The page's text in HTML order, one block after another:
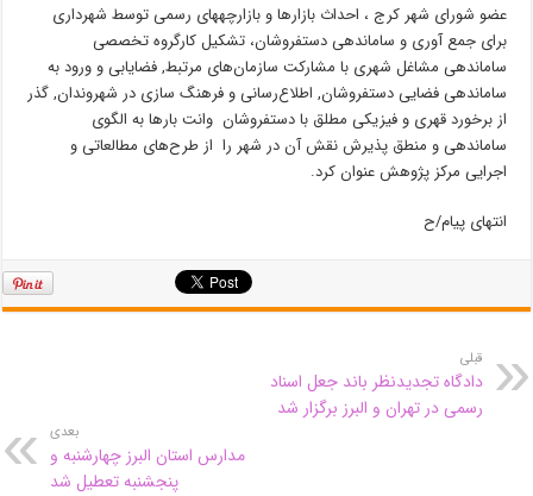
عضو شورای شهر کرج ، احداث بازارها و بازارچههای رسمی توسط شهرداری
برای جمع آوری و ساماندهی دستفروشان، تشکیل کارگروه تخصصی
ساماندهی مشاغل شهری با مشارکت سازمان‌های مرتبط, فضایابی و ورود به
ساماندهی فضایی دستفروشان, اطلاع‌رسانی و فرهنگ سازی در شهروندان, گذر
از برخورد قهری و فیزیکی مطلق با دستفروشان وانت بارها به الگوی
ساماندهی و منطق پذیرش نقش آن در شهر را از طرح‌های مطالعاتی و
اجرایی مرکز پژوهش عنوان کرد.
انتهای پیام/ح
قبلی
دادگاه تجدیدنظر باند جعل اسناد
رسمی در تهران و البرز برگزار شد
بعدی
مدارس استان البرز چهارشنبه و
پنجشنبه تعطیل شد